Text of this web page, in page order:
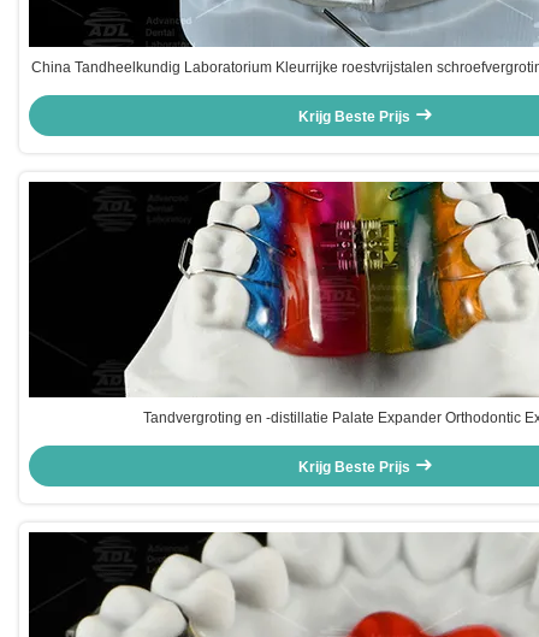
China Tandheelkundig Laboratorium Kleurrijke roestvrijstalen
Krijg Beste Prijs
Tandvergroting en -distillatie Palate Expander Orthodontic
Krijg Beste Prijs